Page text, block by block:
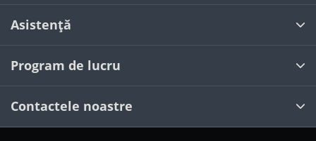
Asistență
Program de lucru
Contactele noastre